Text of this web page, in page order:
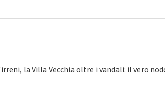
la Villa Vecchia oltre i vandali: il vero